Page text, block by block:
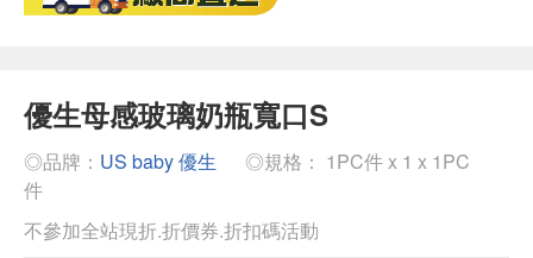
優生母感玻璃奶瓶寬口S
◎品牌： US baby 優生
◎規格： 1PC件 x 1 x 1PC
件
不參加全站現折.折價券.折扣碼活動